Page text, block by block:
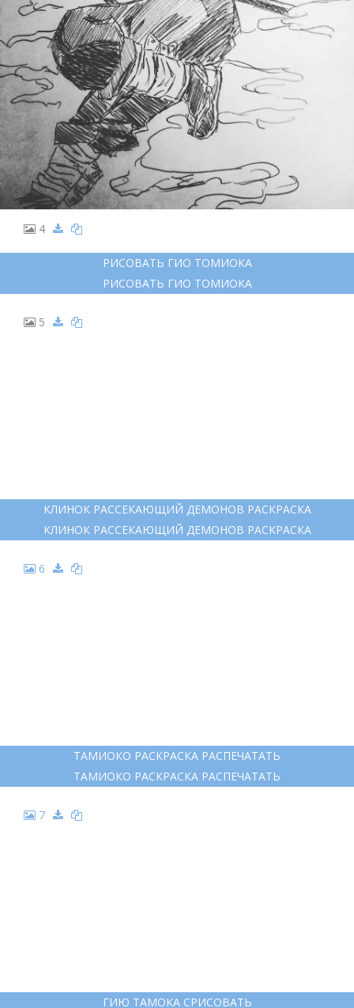
4
РИСОВАТЬ ГИО ТОМИОКА
РИСОВАТЬ ГИО ТОМИОКА
5
КЛИНОК РАССЕКАЮЩИЙ ДЕМОНОВ РАСКРАСКА
КЛИНОК РАССЕКАЮЩИЙ ДЕМОНОВ РАСКРАСКА
6
ТАМИОКО РАСКРАСКА РАСПЕЧАТАТЬ
ТАМИОКО РАСКРАСКА РАСПЕЧАТАТЬ
7
ГИЮ ТАМОКА СРИСОВАТЬ